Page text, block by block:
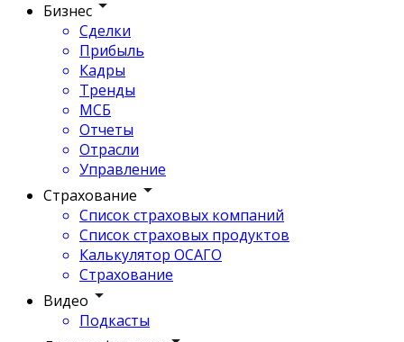
Бизнес
Сделки
Прибыль
Кадры
Тренды
МСБ
Отчеты
Отрасли
Управление
Страхование
Список страховых компаний
Список страховых продуктов
Калькулятор ОСАГО
Страхование
Видео
Подкасты